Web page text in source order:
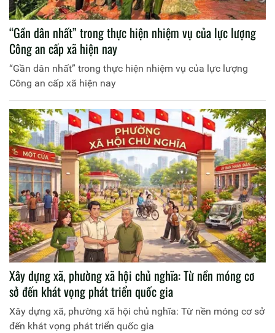
“Gần dân nhất” trong thực hiện nhiệm vụ của lực lượng
Công an cấp xã hiện nay
“Gần dân nhất” trong thực hiện nhiệm vụ của lực lượng
Công an cấp xã hiện nay
Xây dựng xã, phường xã hội chủ nghĩa: Từ nền móng cơ
sở đến khát vọng phát triển quốc gia
Xây dựng xã, phường xã hội chủ nghĩa: Từ nền móng cơ sở
đến khát vọng phát triển quốc gia